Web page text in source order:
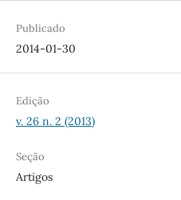
Publicado
2014-01-30
Edição
v. 26 n. 2 (2013)
Seção
Artigos